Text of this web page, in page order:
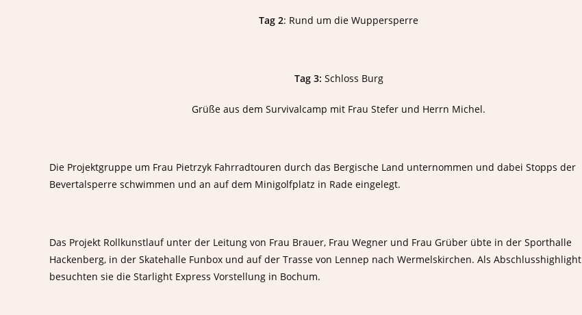
Tag 2: Rund um die Wuppersperre
Tag 3: Schloss Burg
Grüße aus dem Survivalcamp mit Frau Stefer und Herrn Michel.
Die Projektgruppe um Frau Pietrzyk Fahrradtouren durch das Bergische Land unternommen und dabei Stopps der
Bevertalsperre schwimmen und an auf dem Minigolfplatz in Rade eingelegt.
Das Projekt Rollkunstlauf unter der Leitung von Frau Brauer, Frau Wegner und Frau Grüber übte in der Sporthalle
Hackenberg, in der Skatehalle Funbox und auf der Trasse von Lennep nach Wermelskirchen. Als Abschlusshighlight
besuchten sie die Starlight Express Vorstellung in Bochum.